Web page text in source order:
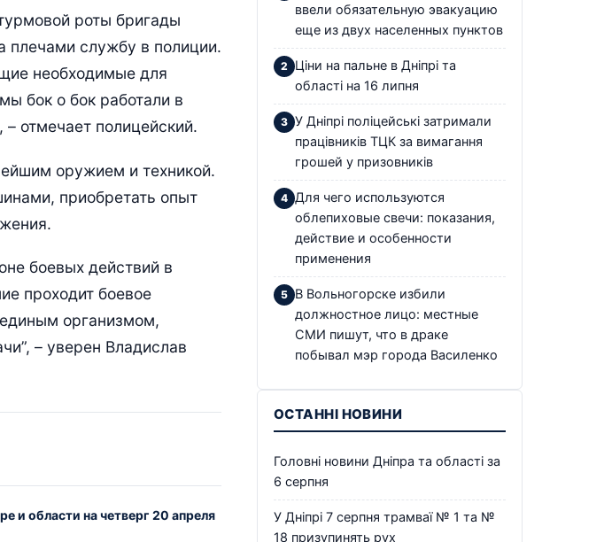
роты бригады
плечами службу в полиции.
необходимые для
бок о бок работали в
отмечает полицейский.
оружием и техникой.
приобретать опыт
боевых действий в
проходит боевое
организмом,
– уверен Владислав
и области на четверг 20 апреля
ввели обязательную эвакуацию
еще из двух населенных пунктов
Ціни на пальне в Дніпрі та
області на 16 липня
У Дніпрі поліцейські затримали
працівників ТЦК за вимагання
грошей у призовників
Для чего используются
облепиховые свечи: показания,
действие и особенности
применения
В Вольногорске избили
должностное лицо: местные
СМИ пишут, что в драке
побывал мэр города Василенко
ОСТАННІ НОВИНИ
Головні новини Дніпра та області за
6 серпня
У Дніпрі 7 серпня трамваї № 1 та №
18 призупинять рух